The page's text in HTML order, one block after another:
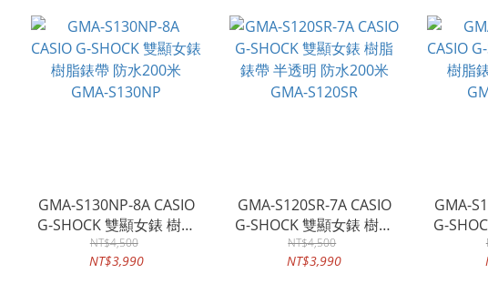
GMA-S130NP-8A CASIO
G-SHOCK 雙顯女錶 樹脂
錶帶 防水200米 GMA-
S130NP
NT$4,500
NT$3,990
GMA-S120SR-7A CASIO
G-SHOCK 雙顯女錶 樹脂
錶帶 半透明 防水200米
GMA-S120SR
NT$4,500
NT$3,990
GMA-
G-
錶帶